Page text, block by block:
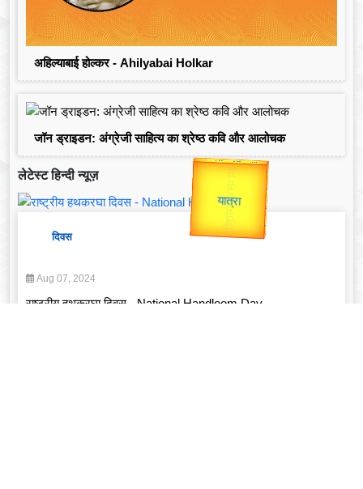
अहिल्याबाई होल्कर - Ahilyabai Holkar
जॉन ड्राइडन: अंग्रेजी साहित्य का श्रेष्ठ कवि और आलोचक
लेटेस्ट हिन्दी न्यूज़
दिवस
Aug 07, 2024
राष्ट्रीय हथकरघा दिवस - National Handloom Day
उप प्रधानमंत्री
Valentine's
उपराष्ट्रपति Gold Rate unTV Special